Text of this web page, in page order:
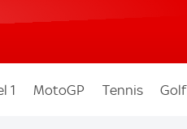
1 MotoGP Tennis Golf